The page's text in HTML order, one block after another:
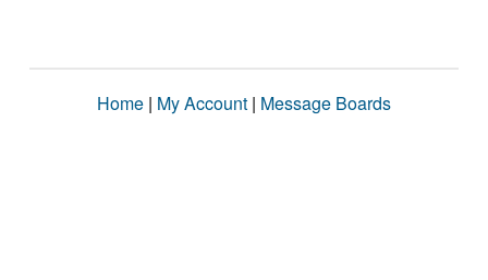
Home | My Account | Message Boards